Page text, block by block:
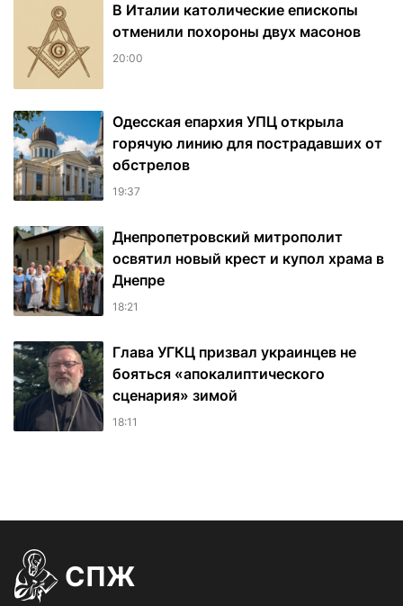
В Италии католические епископы
отменили похороны двух масонов
20:00
Одесская епархия УПЦ открыла
горячую линию для пострадавших от
обстрелов
19:37
Днепропетровский митрополит
освятил новый крест и купол храма в
Днепре
18:21
Глава УГКЦ призвал украинцев не
бояться «апокалиптического
сценария» зимой
18:11
СПЖ